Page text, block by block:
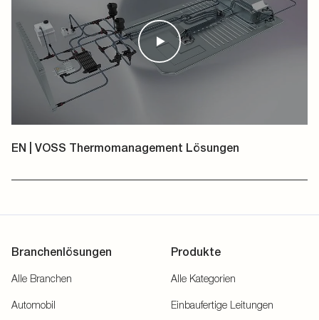
Chinesisch
EN | VOSS Thermomanagement Lösungen
Branchenlösungen
Alle Branchen
Automobil
Produkte
Alle Kategorien
Einbaufertige Leitungen